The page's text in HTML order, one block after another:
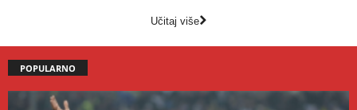
Učitaj više
POPULARNO